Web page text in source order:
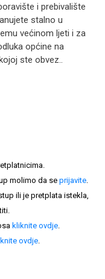
i prebivalište
stalno u
većinom ljeti i za
općine na
ste obvez..
molimo da se prijavite.
ili je pretplata istekla,
kliknite ovdje.
ovdje.